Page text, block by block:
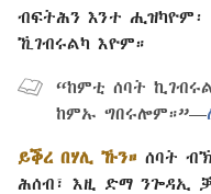
ብፍትሕን እንተ
ኺገብሩልካ እዮም።
“ከምቲ ሰባት
ከምኡ ግበሩሎም።”—
ይቕረ በሃሊ ኹን። ሰባት
ሕሰብ፣ እዚ ድማ ንጐዳኢ